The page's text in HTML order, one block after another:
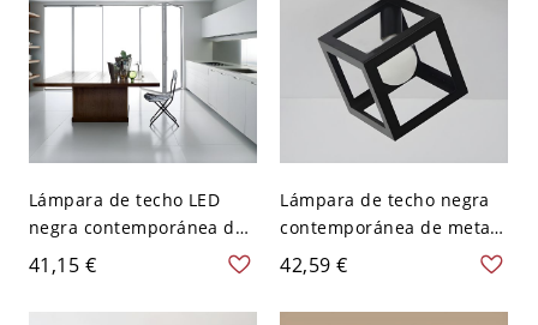
Lámpara de techo LED
negra contemporánea de
aluminio para cocina,
23.5" de ancho
41,15 €
Lámpara de techo negra
contemporánea de metal
con 1 bombilla para
dormitorio cuadrado semi
empotrada
42,59 €